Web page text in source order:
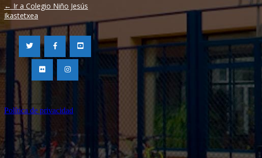
← Ir a Colegio Niño Jesús
Ikastetxea
Política de privacidad